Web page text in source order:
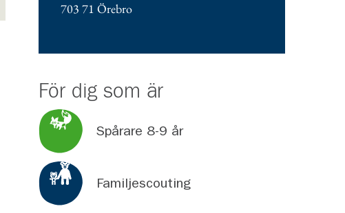
703 71 Örebro
För dig som är
Spårare 8-9 år
Familjescouting